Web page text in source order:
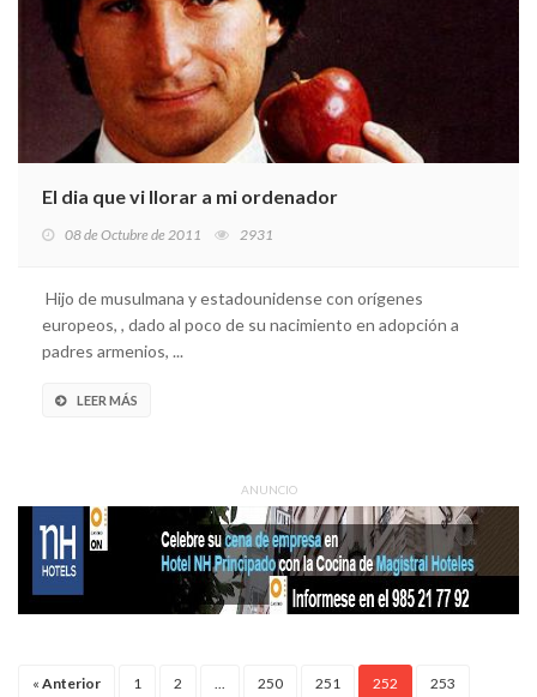
El dia que vi llorar a mi ordenador
08 de Octubre de 2011 2931
Hijo de musulmana y estadounidense con orígenes
europeos, , dado al poco de su nacimiento en adopción a
padres armenios, ...
LEER MÁS
ANUNCIO
« Anterior 1 2 250 251 252 253